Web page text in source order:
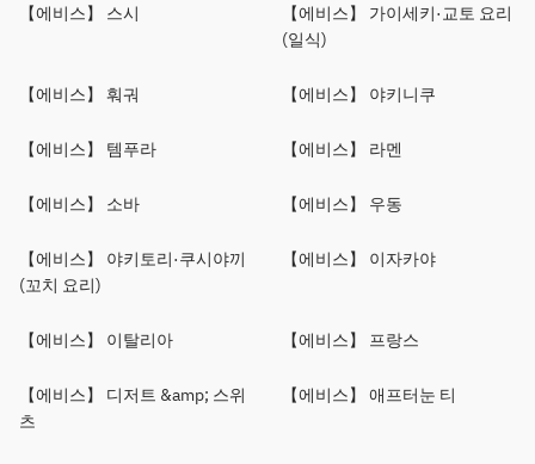
【에비스】 스시
【에비스】 가이세키·교토 요리
(일식)
【에비스】 훠궈 【에비스】 야키니쿠
【에비스】 템푸라 【에비스】 라멘
【에비스】 소바 【에비스】 우동
【에비스】 야키토리·쿠시야끼
(꼬치 요리)
【에비스】 이자카야
【에비스】 이탈리아 【에비스】 프랑스
【에비스】 디저트 &amp; 스위
츠
【에비스】 애프터눈 티